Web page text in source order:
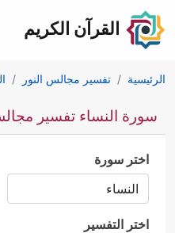
القرآن الكريم
الرئيسية تفسير مجالس النور
سورة النساء تفسير مجالس
اختر سورة
اختر التفسير